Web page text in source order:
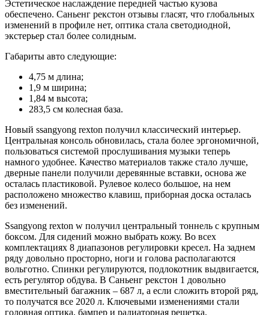
Эстетическое наслаждение передней частью кузова
обеспечено. Саньенг рекстон отзывы гласят, что глобальных
изменений в профиле нет, оптика стала светодиодной,
экстерьер стал более солидным.
Габариты авто следующие:
4,75 м длина;
1,9 м ширина;
1,84 м высота;
283,5 см колесная база.
Новый ssangyong rexton получил классический интерьер.
Центральная консоль обновилась, стала более эргономичной,
пользоваться системой прослушивания музыки теперь
намного удобнее. Качество материалов также стало лучше,
дверные панели получили деревянные вставки, основа же
осталась пластиковой. Рулевое колесо большое, на нем
расположено множество клавиш, приборная доска осталась
без изменений.
Ssangyong rexton w получил центральный тоннель с крупным
боксом. Для сидений можно выбрать кожу. Во всех
комплектациях 8 диапазонов регулировки кресел. На заднем
ряду довольно просторно, ноги и голова располагаются
вольготно. Спинки регулируются, подлокотник выдвигается,
есть регулятор обдува. В Саньенг рекстон 1 довольно
вместительный багажник – 687 л, а если сложить второй ряд,
то получатся все 2020 л. Ключевыми изменениями стали
головная оптика, бампер и радиаторная решетка.